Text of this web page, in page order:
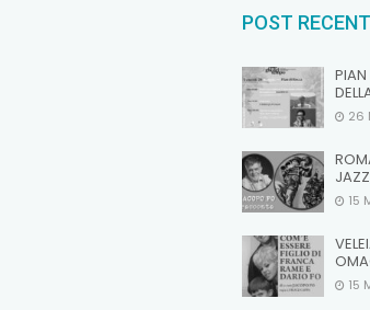
POST
26
15
15